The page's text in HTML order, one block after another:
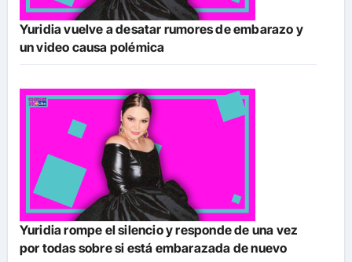
Yuridia vuelve a desatar rumores de embarazo y
un video causa polémica
Yuridia rompe el silencio y responde de una vez
por todas sobre si está embarazada de nuevo